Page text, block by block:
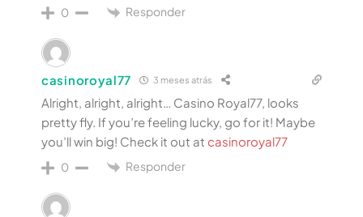
0 Responder
casinoroyal77 3 meses atrás
Alright, alright, alright… Casino Royal77, looks
pretty fly. If you’re feeling lucky, go for it! Maybe
you’ll win big! Check it out at casinoroyal77
0 Responder